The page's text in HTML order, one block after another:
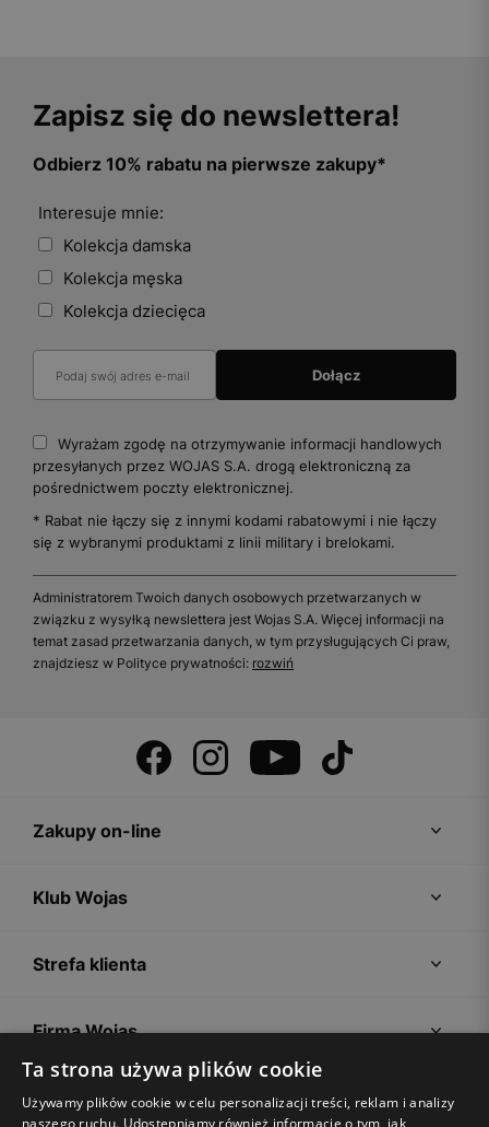
Zapisz się do newslettera!
Odbierz 10% rabatu na pierwsze zakupy*
Interesuje mnie:
Kolekcja damska
Kolekcja męska
Kolekcja dziecięca
Wyrażam zgodę na otrzymywanie informacji handlowych
przesyłanych przez WOJAS S.A. drogą elektroniczną za
pośrednictwem poczty elektronicznej.
* Rabat nie łączy się z innymi kodami rabatowymi i nie łączy
się z wybranymi produktami z linii military i brelokami.
Administratorem Twoich danych osobowych przetwarzanych w
związku z wysyłką newslettera jest Wojas S.A. Więcej informacji na
temat zasad przetwarzania danych, w tym przysługujących Ci praw,
znajdziesz w Polityce prywatności: rozwiń
Zakupy on-line
Klub Wojas
Strefa klienta
Firma Wojas
Porady
Ta strona używa plików cookie
Używamy plików cookie w celu personalizacji treści, reklam i analizy
naszego ruchu. Udostępniamy również informacje o tym, jak